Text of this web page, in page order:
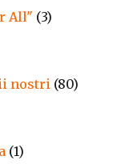
All" (3)
nostri (80)
(1)